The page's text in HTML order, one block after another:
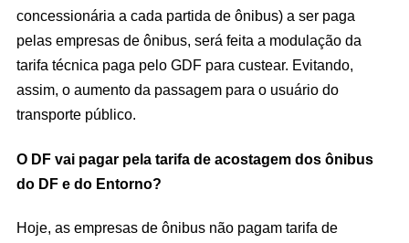
concessionária a cada partida de ônibus) a ser paga
pelas empresas de ônibus, será feita a modulação da
tarifa técnica paga pelo GDF para custear. Evitando,
assim, o aumento da passagem para o usuário do
transporte público.
O DF vai pagar pela tarifa de acostagem dos ônibus
do DF e do Entorno?
Hoje, as empresas de ônibus não pagam tarifa de